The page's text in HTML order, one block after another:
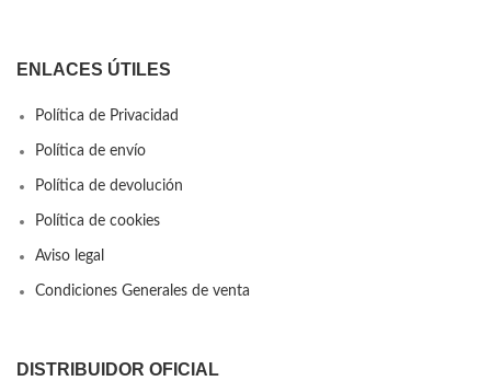
ENLACES ÚTILES
Política de Privacidad
Política de envío
Política de devolución
Política de cookies
Aviso legal
Condiciones Generales de venta
DISTRIBUIDOR OFICIAL